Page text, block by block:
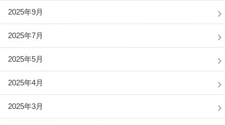
2025年9月
2025年7月
2025年5月
2025年4月
2025年3月